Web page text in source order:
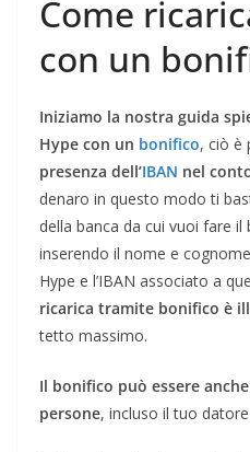
Come
con un
Iniziamo la nostra guida
Hype con un bonifico, ciò è
presenza dell’IBAN nel
denaro in questo modo ti
della banca da cui vuoi fare
inserendo il nome e
Hype e l’IBAN associato a
ricarica tramite bonifico è
tetto massimo.
Il bonifico può essere
persone, incluso il tuo